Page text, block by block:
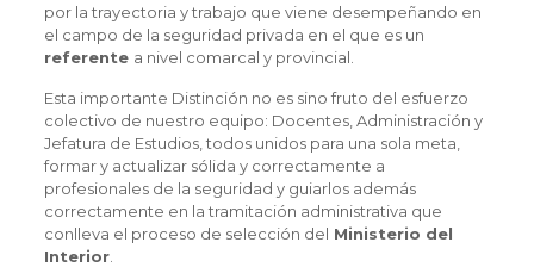
por la trayectoria y trabajo que viene desempeñando en
el campo de la seguridad privada en el que es un
referente a nivel comarcal y provincial.
Esta importante Distinción no es sino fruto del esfuerzo
colectivo de nuestro equipo: Docentes, Administración y
Jefatura de Estudios, todos unidos para una sola meta,
formar y actualizar sólida y correctamente a
profesionales de la seguridad y guiarlos además
correctamente en la tramitación administrativa que
conlleva el proceso de selección del Ministerio del
Interior.